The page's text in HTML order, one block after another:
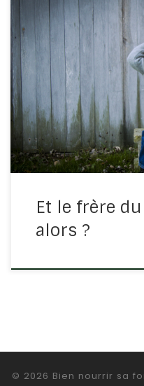
C’est toujours du fils
c’est l’histoire du fils
du râleur de première,
30 : « Voici, il y a tant
Et le frère
alors ?
© 2026 Bien nourrir sa